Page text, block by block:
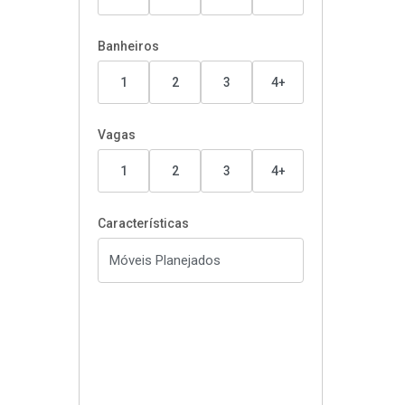
Banheiros
1 2 3 4+
Vagas
1 2 3 4+
Características